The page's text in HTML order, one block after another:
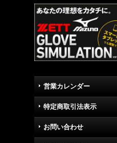
営業カレンダー
特定商取引法表示
お問い合わせ